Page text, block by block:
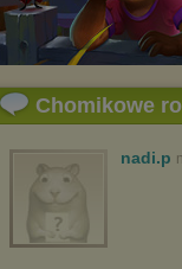
Chomikowe
nadi.p